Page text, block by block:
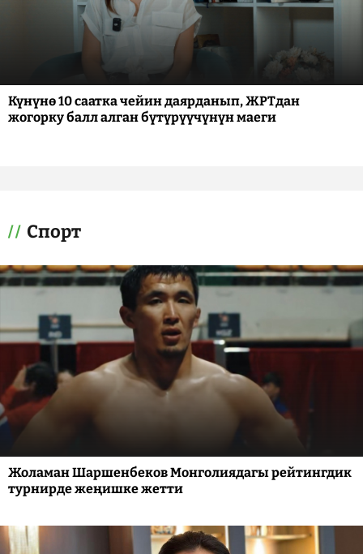
Күнүнө 10 саатка чейин даярданып, ЖРТдан
жогорку балл алган бүтүрүүчүнүн маеги
Спорт
Жоламан Шаршенбеков Монголиядагы рейтингдик
турнирде жеңишке жетти